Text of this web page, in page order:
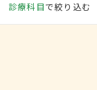
診療科目で絞り込む